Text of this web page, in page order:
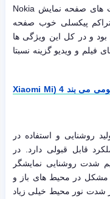
شارپنس خوب از اصلی ترین ویژگی مثبت های صفحه نمایش Nokia
تراکم پیکسلی خوب صفحه
و در کل این ویژگی ها
2.2 برای تماشای فیلم و ویدیو گزینه نسبتا
نقد و بررسی شیائومی می بند 4 (Xiaomi Mi
روشنایی و استفاده در
قابل قبولی دارد. در
تنظیم شدت روشنایی نمایشگر
بدون مشکل در محیط های باز و
شدت نور محیط خیلی زیاد